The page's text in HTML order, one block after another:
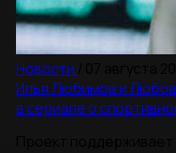
Новости
Илья Любимов и
в сериале о